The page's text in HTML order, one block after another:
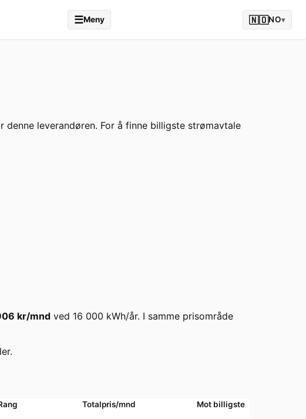
☰Meny 🇳🇴NO▾
leverandøren. For å finne billigste strømavtale
kr/mnd ved 16 000 kWh/år. I samme prisområde
Totalpris/mnd Mot billigste